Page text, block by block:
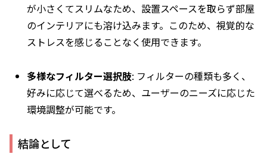
が小さくてスリムなため、設置スペースを取らず部屋
のインテリアにも溶け込みます。このため、視覚的な
ストレスを感じることなく使用できます。
多様なフィルター選択肢: フィルターの種類も多く、
好みに応じて選べるため、ユーザーのニーズに応じた
環境調整が可能です。
結論として